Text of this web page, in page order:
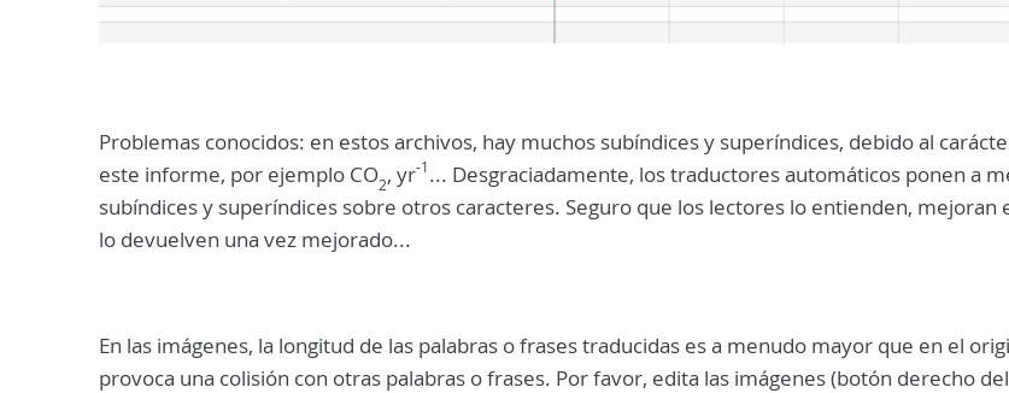
Problemas conocidos: en estos archivos, hay muchos subíndices y superíndices, debido al
este informe, por ejemplo CO2, yr-1 ... Desgraciadamente, los traductores automáticos ponen a
subíndices y superíndices sobre otros caracteres. Seguro que los lectores lo entienden, mejoran
lo devuelven una vez mejorado...
En las imágenes, la longitud de las palabras o frases traducidas es a menudo mayor que en el
provoca una colisión con otras palabras o frases. Por favor, edita las imágenes (botón derecho